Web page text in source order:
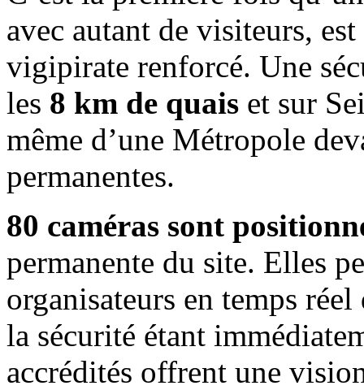
avec autant de visiteurs,
vigipirate renforcé. Une
les 8 km de quais et sur
même d’une Métropole
permanentes.
80 caméras sont
permanente du site. Elles
organisateurs en temps
la sécurité étant
accrédités offrent une